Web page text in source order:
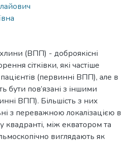
(ВПП) - доброякісні
сітківки, які частіше
(первинні ВПП), але в
бути пов’язані з іншими
ВПП). Більшість з них
з переважною локалізацією в
між екватором та
виглядають як